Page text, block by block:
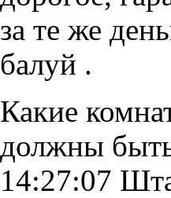
за те же
балуй .
Какие
должны
14:27:07